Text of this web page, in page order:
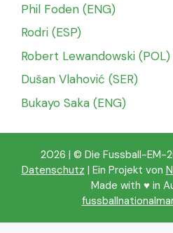
Phil Foden (ENG)
Rodri (ESP)
Robert Lewandowski (POL)
Dušan Vlahović (SER)
Bukayo Saka (ENG)
2026 | © Die Fussball-EM-
Datenschutz | Ein Projekt von
Made with ♥️ in